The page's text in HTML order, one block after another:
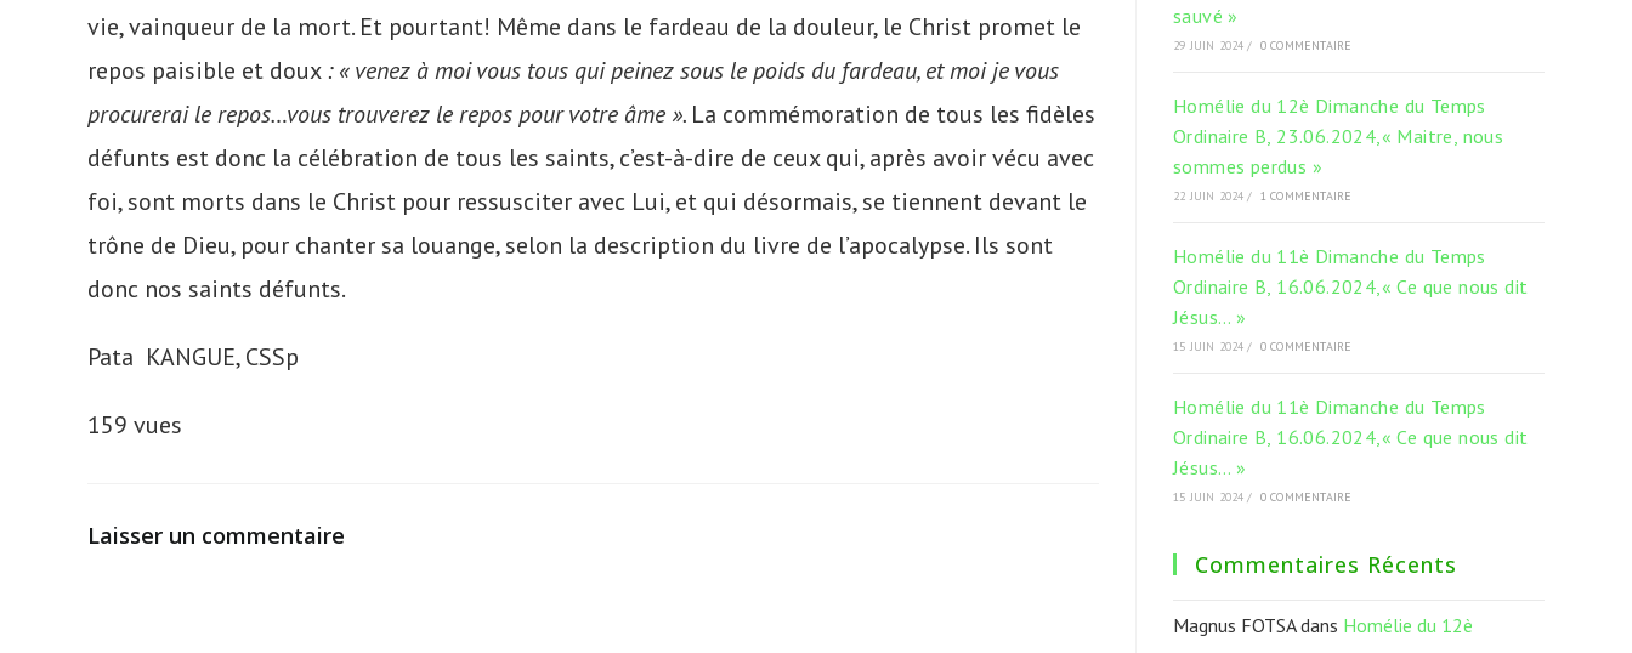
vie, vainqueur de la mort. Et pourtant! Même dans le fardeau de la douleur, le Christ promet le
repos paisible et doux : « venez à moi vous tous qui peinez sous le poids du fardeau, et moi je vous
procurerai le repos…vous trouverez le repos pour votre âme ». La commémoration de tous les fidèles
défunts est donc la célébration de tous les saints, c’est-à-dire de ceux qui, après avoir vécu avec
foi, sont morts dans le Christ pour ressusciter avec Lui, et qui désormais, se tiennent devant le
trône de Dieu, pour chanter sa louange, selon la description du livre de l’apocalypse. Ils sont
donc nos saints défunts.
Pata KANGUE, CSSp
159 vues
Laisser un commentaire
sauvé »
29 JUIN 2024 / 0 COMMENTAIRE
Homélie du 12è Dimanche du Temps
Ordinaire B, 23.06.2024,« Maitre, nous
sommes perdus »
22 JUIN 2024 / 1 COMMENTAIRE
Homélie du 11è Dimanche du Temps
Ordinaire B, 16.06.2024,« Ce que nous dit
Jésus… »
15 JUIN 2024 / 0 COMMENTAIRE
Homélie du 11è Dimanche du Temps
Ordinaire B, 16.06.2024,« Ce que nous dit
Jésus… »
15 JUIN 2024 / 0 COMMENTAIRE
Commentaires Récents
Magnus FOTSAdans Homélie du 12è